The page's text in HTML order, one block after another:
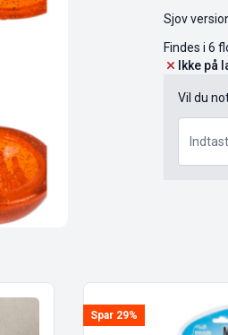
Sjov
Findes i 6
Ikke på
Vil du
Spar 29%